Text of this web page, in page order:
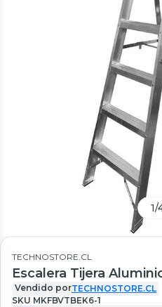
1/
TECHNOSTORE.CL
Escalera Tijera
Vendido porTECHNOSTORE.CL
SKU MKFBVTBEK6-1